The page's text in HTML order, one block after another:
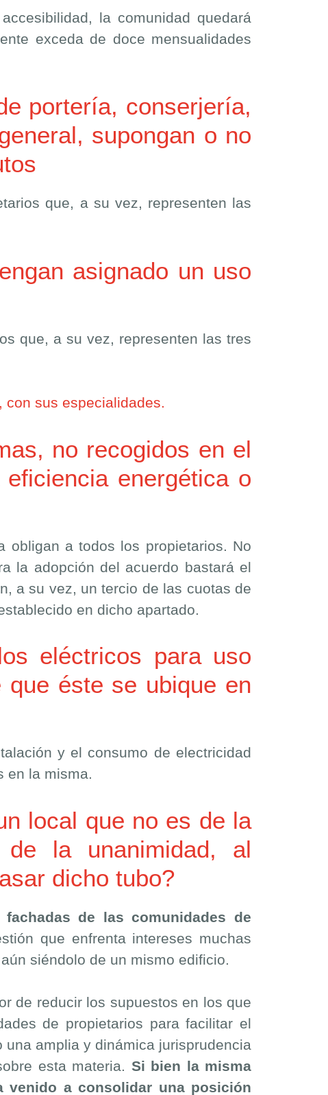
la comunidad quedará
exceda de doce mensualidades
portería, conserjería,
supongan o no
que, a su vez, representen las
asignado un uso
que, a su vez, representen las tres
sus especialidades.
no recogidos en el
energética o
obligan a todos los propietarios. No
la adopción del acuerdo bastará el
a su vez, un tercio de las cuotas de
en dicho apartado.
eléctricos para uso
éste se ubique en
y el consumo de electricidad
en la misma.
local que no es de la
la unanimidad, al
dicho tubo?
de las comunidades de
que enfrenta intereses muchas
siéndolo de un mismo edificio.
de reducir los supuestos en los que
de propietarios para facilitar el
amplia y dinámica jurisprudencia
esta materia. Si bien la misma
venido a consolidar una posición